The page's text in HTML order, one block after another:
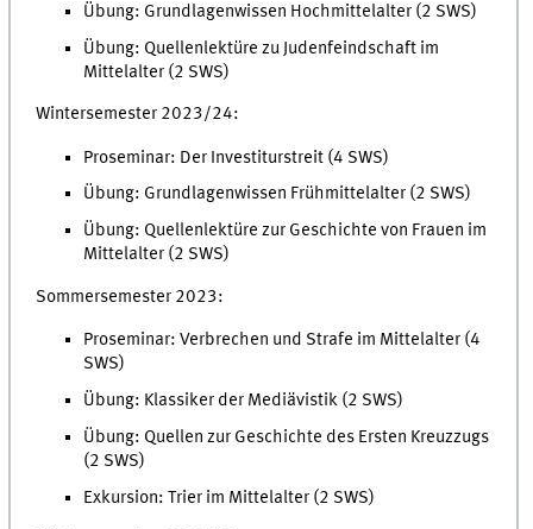
Übung: Grundlagenwissen Hochmittelalter (2 SWS)
Übung: Quellenlektüre zu Judenfeindschaft im
Mittelalter (2 SWS)
Wintersemester 2023/24:
Proseminar: Der Investiturstreit (4 SWS)
Übung: Grundlagenwissen Frühmittelalter (2 SWS)
Übung: Quellenlektüre zur Geschichte von Frauen im
Mittelalter (2 SWS)
Sommersemester 2023:
Proseminar: Verbrechen und Strafe im Mittelalter (4
SWS)
Übung: Klassiker der Mediävistik (2 SWS)
Übung: Quellen zur Geschichte des Ersten Kreuzzugs
(2 SWS)
Exkursion: Trier im Mittelalter (2 SWS)